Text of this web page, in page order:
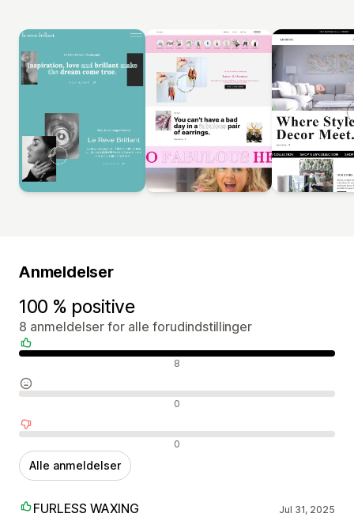
Anmeldelser
100 % positive
8 anmeldelser for alle forudindstillinger
Positive anmeldelser 8
Neutrale anmeldelser 0
Negative anmeldelser 0
Alle anmeldelser
FURLESS WAXING Jul 31, 2025